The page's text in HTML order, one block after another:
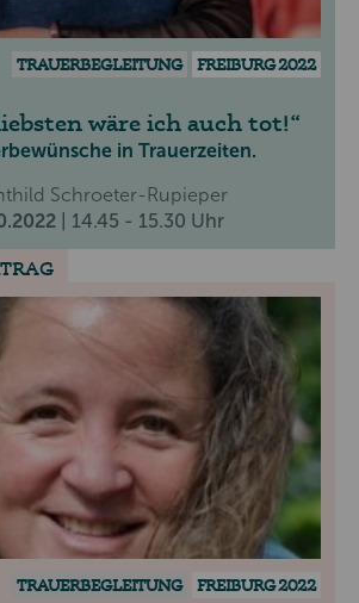
TRAUERBEGLEITUNG FREIBURG 2022
wäre ich auch tot!
in Trauerzeiten.
Schroeter-Rupieper
| 14.45 - 15.30 Uhr
TRAUERBEGLEITUNG FREIBURG 2022